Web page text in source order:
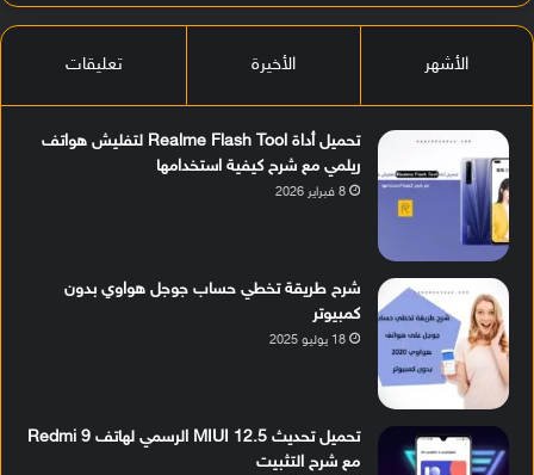
الأشهر الأخيرة تعليقات
تحميل أداة Realme Flash Tool لتفليش هواتف
ريلمي مع شرح كيفية استخدامها
8 فبراير 2026
شرح طريقة تخطي حساب جوجل هواوي بدون
كمبيوتر
18 يوليو 2025
تحميل تحديث MIUI 12.5 الرسمي لهاتف Redmi 9
مع شرح التثبيت